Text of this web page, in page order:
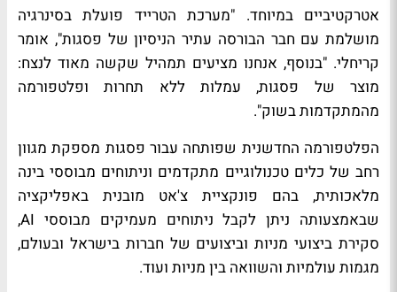
אטרקטיביים במיוחד. "מערכת הטרייד פועלת בסינרגיה
מושלמת עם חבר הבורסה עתיר הניסיון של פסגות", אומר
קריחלי. "בנוסף, אנחנו מציעים תמהיל שקשה מאוד לנצח:
מוצר של פסגות, עמלות ללא תחרות ופלטפורמה
מהמתקדמות בשוק".
הפלטפורמה החדשנית שפותחה עבור פסגות מספקת מגוון
רחב של כלים טכנולוגיים מתקדמים וניתוחים מבוססי בינה
מלאכותית, בהם פונקציית צ'אט מובנית באפליקציה
שבאמצעותה ניתן לקבל ניתוחים מעמיקים מבוססי AI
,
סקירת ביצועי מניות וביצועים של חברות בישראל ובעולם,
מגמות עולמיות והשוואה בין מניות ועוד.